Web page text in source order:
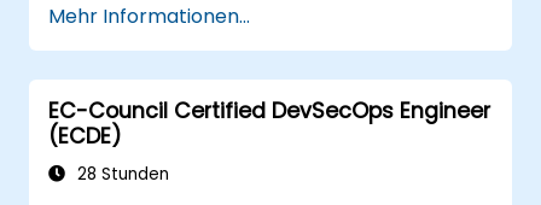
Sichere Codierungspraktiken zur
Minimierung von Sicherheitsrisiken
umzusetzen.
Sicherheitstest-Tools einzusetzen, um
Schwachstellen zu identifizieren und zu
beheben.
Mehr Informationen...
EC-Council Certified DevSecOps Engineer
(ECDE)
28 Stunden